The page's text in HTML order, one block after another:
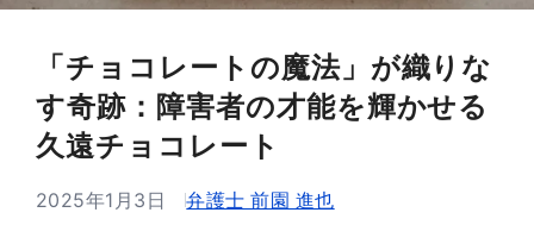
「チョコレートの魔法」が織りな
す奇跡：障害者の才能を輝かせる
久遠チョコレート
2025年1月3日 弁護士 前園 進也